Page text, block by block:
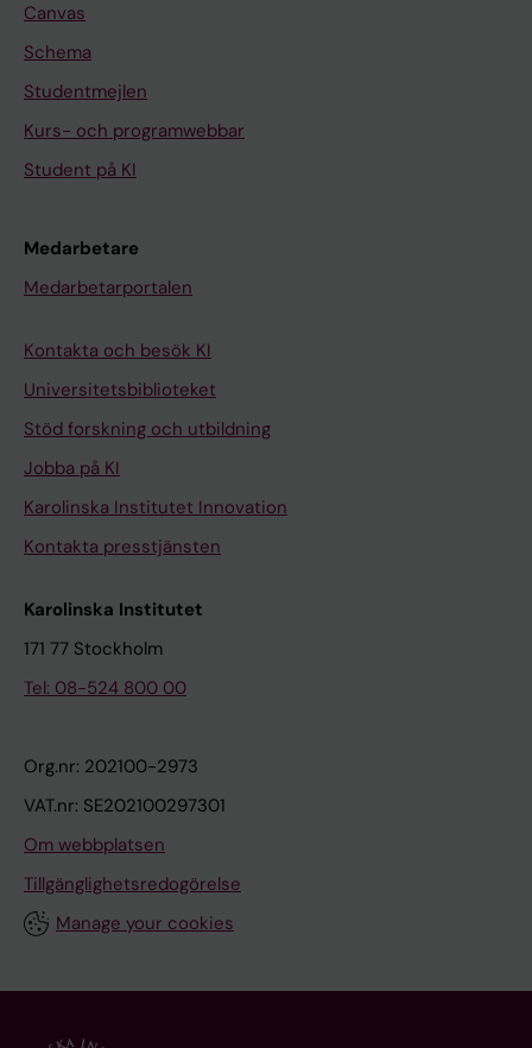
Canvas
Schema
Studentmejlen
Kurs- och programwebbar
Student på KI
Medarbetare
Medarbetarportalen
Kontakta och besök KI
Universitetsbiblioteket
Stöd forskning och utbildning
Jobba på KI
Karolinska Institutet Innovation
Kontakta presstjänsten
Karolinska Institutet
171 77 Stockholm
Tel: 08-524 800 00
Org.nr: 202100-2973
VAT.nr: SE202100297301
Om webbplatsen
Tillgänglighetsredogörelse
Manage your cookies